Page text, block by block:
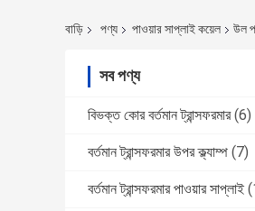
বাড়ি পণ্য পাওয়ার সাপ্লাই কয়েল উল
সব পণ্য
বিভক্ত কোর বর্তমান ট্রান্সফরমার (6)
বর্তমান ট্রান্সফরমার উপর ক্ল্যাম্প (7)
বর্তমান ট্রান্সফরমার পাওয়ার সাপ্লাই